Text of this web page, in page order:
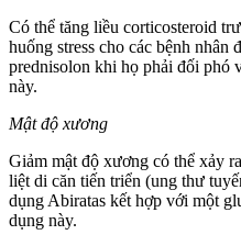
Có thể tăng liều corticosteroid
huống stress cho các bệnh nhân
prednisolon khi họ phải đối phó
này.
Mật độ xương
Giảm mật độ xương có thể xảy
liệt di căn tiến triển (ung thư
dụng Abiratas kết hợp với một
dụng này.